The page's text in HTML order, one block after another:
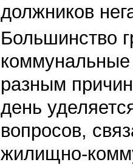
должников
Большинство
коммунальные
разным
день
вопросов,
жилищно-